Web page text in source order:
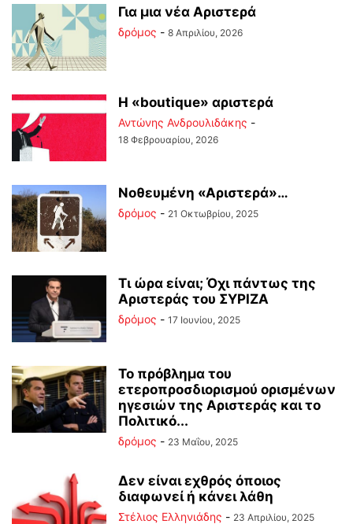
Για μια νέα Αριστερά
δρόμος - 8 Απριλίου, 2026
Η «boutique» αριστερά
Αντώνης Ανδρουλιδάκης -
18 Φεβρουαρίου, 2026
Νοθευμένη «Αριστερά»…
δρόμος - 21 Οκτωβρίου, 2025
Τι ώρα είναι; Όχι πάντως της
Αριστεράς του ΣΥΡΙΖΑ
δρόμος - 17 Ιουνίου, 2025
Το πρόβλημα του
ετεροπροσδιορισμού ορισμένων
ηγεσιών της Αριστεράς και το
Πολιτικό...
δρόμος - 23 Μαΐου, 2025
Δεν είναι εχθρός όποιος
διαφωνεί ή κάνει λάθη
Στέλιος Ελληνιάδης - 23 Απριλίου, 2025